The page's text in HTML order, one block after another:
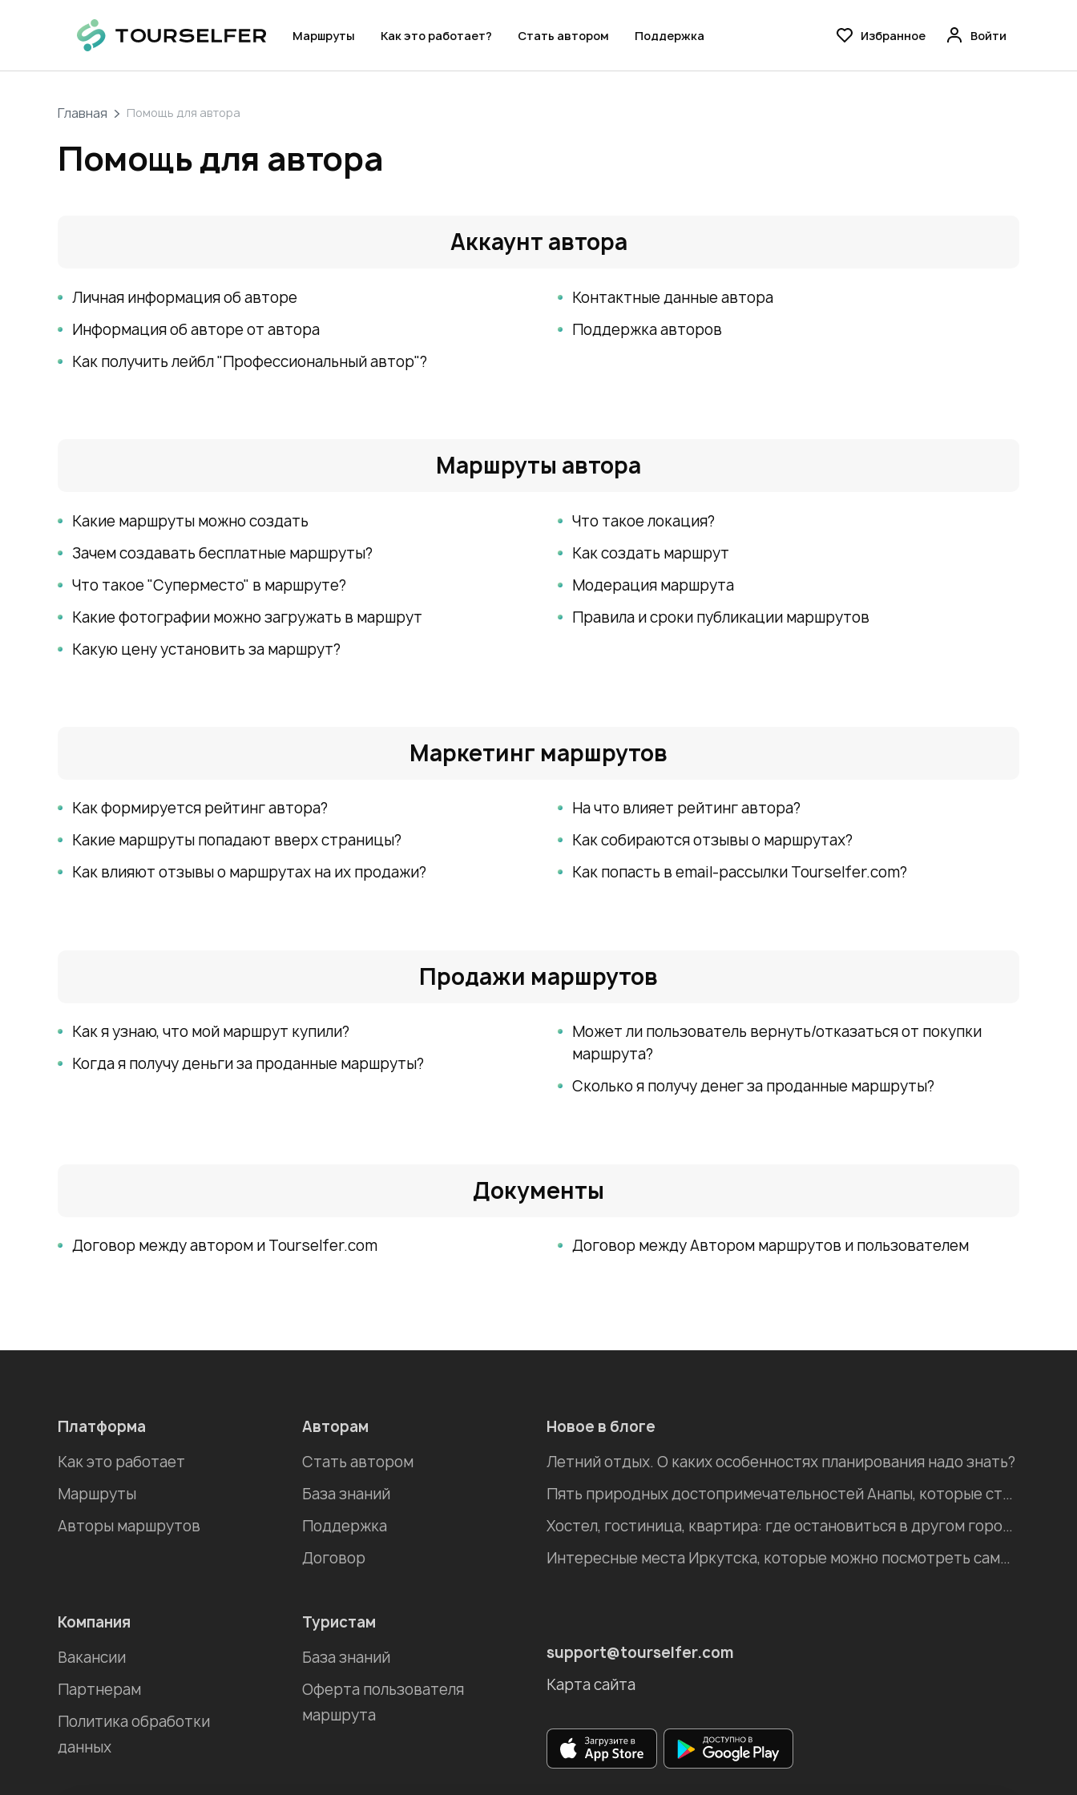
Маршруты Как это работает? Стать автором Поддержка Избранное Войти
Главная Помощь для автора
Помощь для автора
Аккаунт автора
Личная информация об авторе
Информация об авторе от автора
Как получить лейбл "Профессиональный автор"?
Контактные данные автора
Поддержка авторов
Маршруты автора
Какие маршруты можно создать
Зачем создавать бесплатные маршруты?
Что такое "Суперместо" в маршруте?
Какие фотографии можно загружать в маршрут
Какую цену установить за маршрут?
Что такое локация?
Как создать маршрут
Модерация маршрута
Правила и сроки публикации маршрутов
Маркетинг маршрутов
Как формируется рейтинг автора?
Какие маршруты попадают вверх страницы?
Как влияют отзывы о маршрутах на их продажи?
На что влияет рейтинг автора?
Как собираются отзывы о маршрутах?
Как попасть в email-рассылки Tourselfer.com?
Продажи маршрутов
Как я узнаю, что мой маршрут купили?
Когда я получу деньги за проданные маршруты?
Может ли пользователь вернуть/отказаться от покупки
маршрута?
Сколько я получу денег за проданные маршруты?
Документы
Договор между автором и Tourselfer.com Договор между Автором маршрутов и пользователем
Платформа
Как это работает
Маршруты
Авторы маршрутов
Авторам
Стать автором
База знаний
Поддержка
Договор
Компания
Вакансии
Партнерам
Политика обработки
данных
Туристам
База знаний
Оферта пользователя
маршрута
Новое в блоге
Летний отдых. О каких особенностях планирования надо знать?
Пять природных достопримечательностей Анапы, которые стоит посетить
Хостел, гостиница, квартира: где остановиться в другом городе во время отпуска?
Интересные места Иркутска, которые можно посмотреть самостоятельно
support@tourselfer.com
Карта сайта